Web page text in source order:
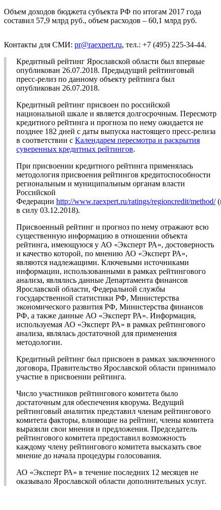
Объем доходов бюджета субъекта РФ по итогам 2017 года
составил 57,9 млрд руб., объем расходов – 60,1 млрд руб.
Контакты для СМИ: pr@raexpert.ru, тел.: +7 (495) 225-34-44.
Кредитный рейтинг Ярославской области был впервые
опубликован 26.07.2018. Предыдущий рейтинговый
пресс-релиз по данному объекту рейтинга был
опубликован 26.07.2018.
Кредитный рейтинг присвоен по российской
национальной шкале и является долгосрочным. Пересмотр
кредитного рейтинга и прогноза по нему ожидается не
позднее 182 дней с даты выпуска настоящего пресс-релиза
в соответствии с Календарем пересмотра и раскрытия
суверенных кредитных рейтингов.
При присвоении кредитного рейтинга применялась
методология присвоения рейтингов кредитоспособности
региональным и муниципальным органам власти
Российской
Федерации http://www.raexpert.ru/ratings/regioncredit/method/
в силу 03.12.2018).
Присвоенный рейтинг и прогноз по нему отражают всю
существенную информацию в отношении объекта
рейтинга, имеющуюся у АО «Эксперт РА», достоверность
и качество которой, по мнению АО «Эксперт РА»,
являются надлежащими. Ключевыми источниками
информации, использованными в рамках рейтингового
анализа, являлись данные Департамента финансов
Ярославской области, Федеральной службы
государственной статистики РФ, Министерства
экономического развития РФ, Министерства финансов
РФ, а также данные АО «Эксперт РА». Информация,
используемая АО «Эксперт РА» в рамках рейтингового
анализа, являлась достаточной для применения
методологии.
Кредитный рейтинг был присвоен в рамках заключенного
договора, Правительство Ярославской области принимало
участие в присвоении рейтинга.
Число участников рейтингового комитета было
достаточным для обеспечения кворума. Ведущий
рейтинговый аналитик представил членам рейтингового
комитета факторы, влияющие на рейтинг, члены комитета
выразили свои мнения и предложения. Председатель
рейтингового комитета предоставил возможность
каждому члену рейтингового комитета высказать свое
мнение до начала процедуры голосования.
АО «Эксперт РА» в течение последних 12 месяцев не
оказывало Ярославской области дополнительных услуг.